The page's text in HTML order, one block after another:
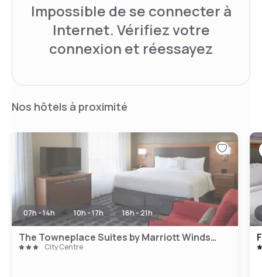
Impossible de se connecter à
Internet. Vérifiez votre
connexion et réessayez
Nos hôtels à proximité
07h - 14h 10h - 17h 16h - 21h
The Towneplace Suites by Marriott Windsor
City Centre